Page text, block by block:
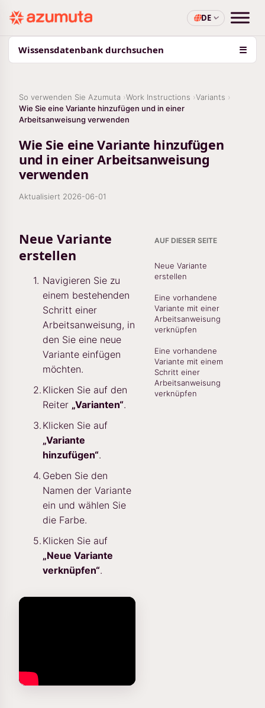
DE
Wissensdatenbank durchsuchen ☰
So verwenden Sie Azumuta Work Instructions
Variants
Wie Sie eine Variante hinzufügen und in einer
Arbeitsanweisung verwenden
Wie Sie eine Variante hinzufügen
und in einer Arbeitsanweisung
verwenden
Aktualisiert 2026-06-01
Neue Variante
erstellen
Navigieren Sie zu
einem bestehenden
Schritt einer
Arbeitsanweisung, in
den Sie eine neue
Variante einfügen
möchten.
Klicken Sie auf den
Reiter „Varianten“.
Klicken Sie auf
„Variante
hinzufügen“.
Geben Sie den
Namen der Variante
ein und wählen Sie
die Farbe.
Klicken Sie auf
„Neue Variante
verknüpfen“.
AUF DIESER SEITE
Neue Variante
erstellen
Eine vorhandene
Variante mit einer
Arbeitsanweisung
verknüpfen
Eine vorhandene
Variante mit einem
Schritt einer
Arbeitsanweisung
verknüpfen